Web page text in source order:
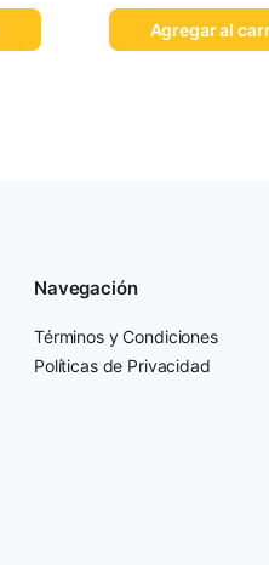
Agregar al
Navegación
Términos y Condiciones
Políticas de Privacidad